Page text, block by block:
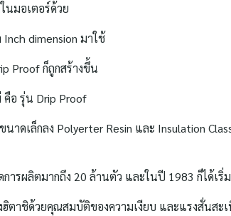
นมอเตอร์ด้วย
dimension มาใช้
Proof ก็ถูกสร้างขึ้น
คือ รุ่น Drip Proof
าดเล็กลง Polyerter Resin และ Insulation
ารผลิตมากถึง 20 ล้านตัว และในปี 1983 ก็ได้เริ่
ตาชิด้วยคุณสมบัติของความเงียบ และแรงสั่นสะ